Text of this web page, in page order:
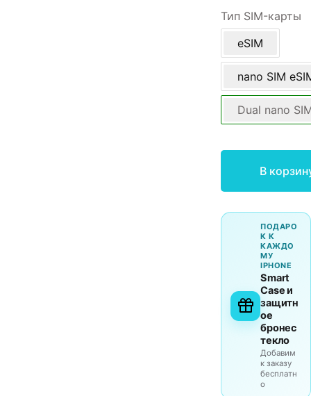
Тип SIM-карты
eSIM
nano SIM
Dual nano
В
ПОДАРО
К К
КАЖДО
МУ
IPHONE
Smart
Case и
защитн
ое
бронес
текло
Добавим
к заказу
бесплатн
о